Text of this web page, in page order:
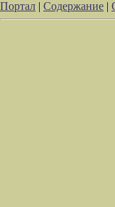
Портал | Содержание |